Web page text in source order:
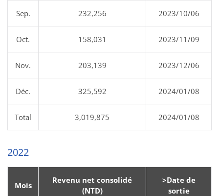
Sep. 232,256 2023/10/06
Oct. 158,031 2023/11/09
Nov. 203,139 2023/12/06
Déc. 325,592 2024/01/08
Total 3,019,875 2024/01/08
2022
Mois
Revenu net consolidé
(NTD)
>Date de
sortie